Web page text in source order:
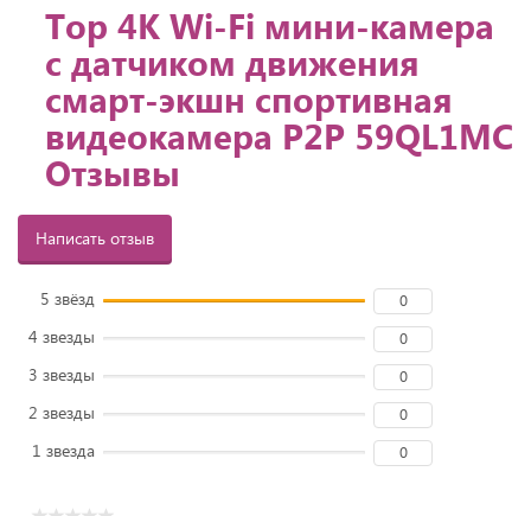
Top 4K Wi-Fi мини-камера
с датчиком движения
смарт-экшн спортивная
видеокамера P2P 59QL1MC
Отзывы
Написать отзыв
5 звёзд 0
4 звезды 0
3 звезды 0
2 звезды 0
1 звезда 0